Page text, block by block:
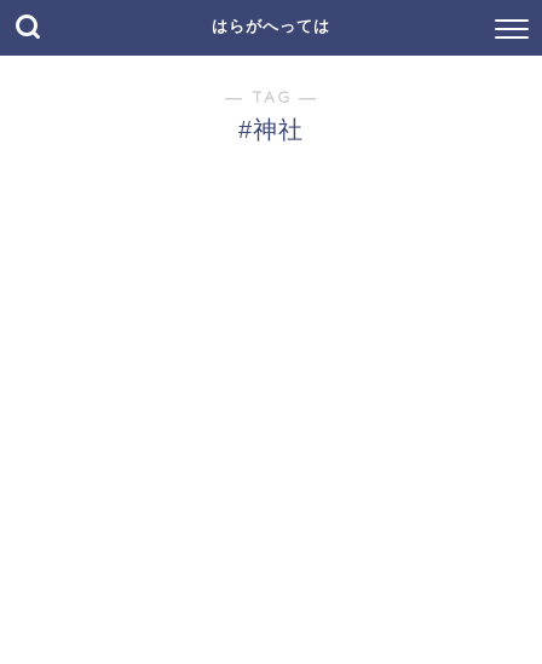
はらがへっては
― TAG ―
#神社